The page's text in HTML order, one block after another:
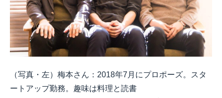
（写真・左）梅本さん：2018年7月にプロポーズ。スタ
ートアップ勤務。趣味は料理と読書